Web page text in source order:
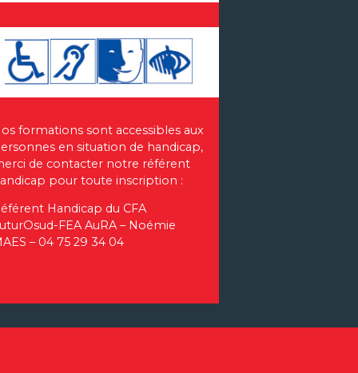
formations sont accessibles aux
en situation de handicap,
de contacter notre référent
pour toute inscription :
Handicap du CFA
FEA AuRA – Noémie
– 04 75 29 34 04